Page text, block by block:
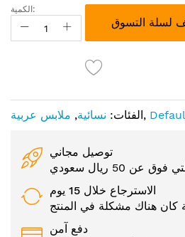
الكمية:
لسلة التسوق
الفئات: نسائية, ملابس عربية ,
توصيل مجاني
عن 50 ريال سعودي
الاسترجاع خلال 15 يوم
كان هناك مشكلة في المنتج
دفع آمن